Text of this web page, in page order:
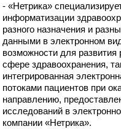
- «Нетрика»
информатизации
разного назначения и
данными в электронном
возможности для
сфере здравоохранения,
интегрированная
потоками пациентов при
направлению,
исследований в
компании «Нетрика».